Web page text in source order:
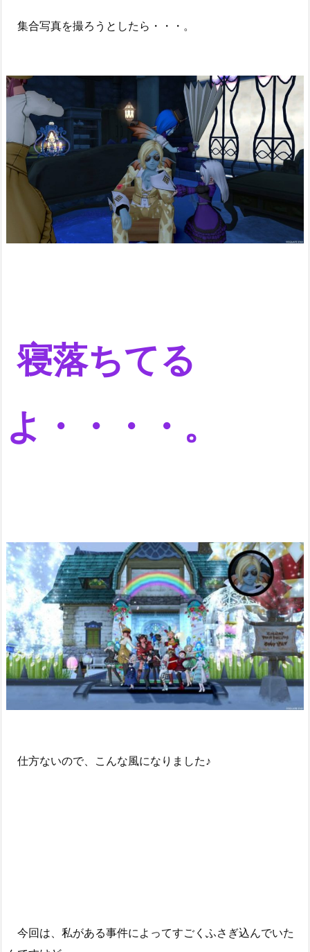
集合写真を撮ろうとしたら・・・。
寝落ちてる
よ・・・・。
仕方ないので、こんな風になりました♪
今回は、私がある事件によってすごくふさぎ込んでいた